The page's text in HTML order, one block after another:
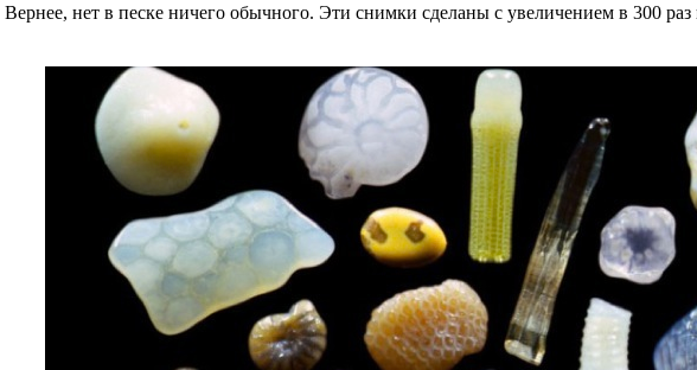
Вернее, нет в песке ничего обычного. Эти снимки сделаны с увеличением в 300